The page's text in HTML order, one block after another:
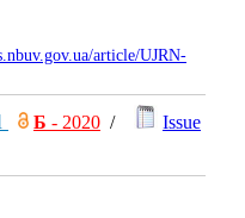
article/UJRN-
Б - 2020 /
Issue